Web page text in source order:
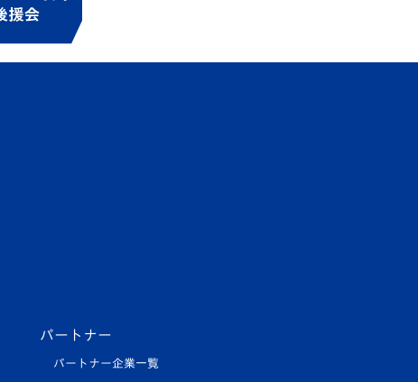
パートナー
パートナー企業一覧